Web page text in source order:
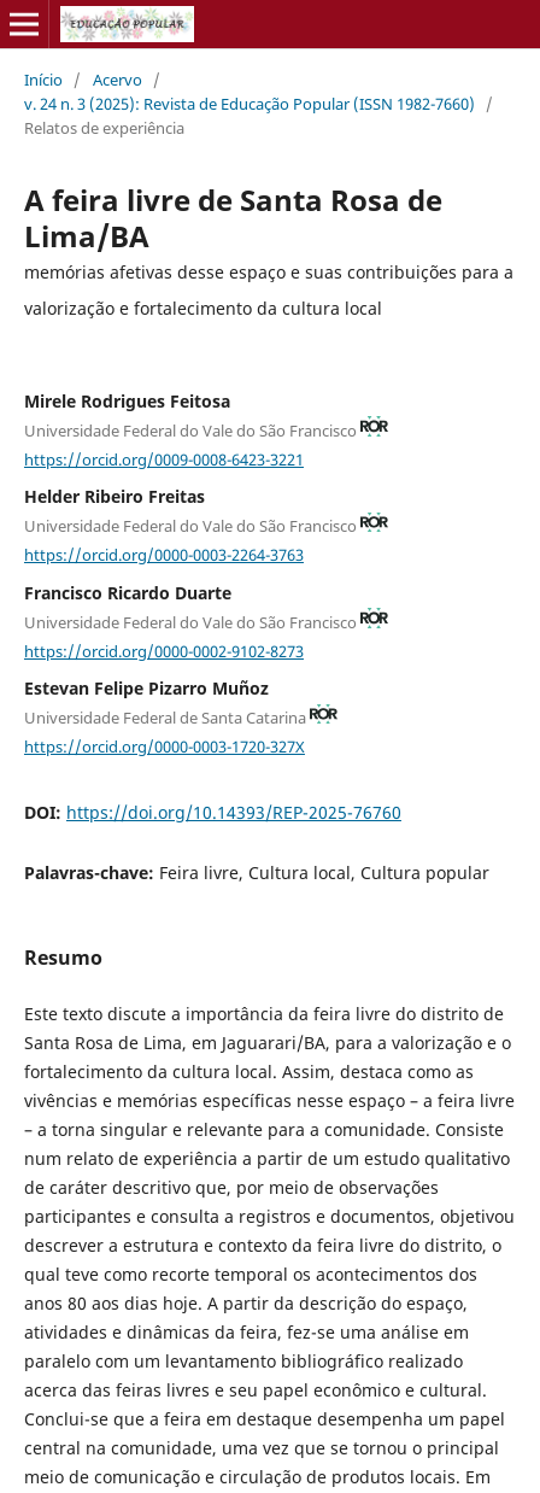
Início / Acervo /
v. 24 n. 3 (2025): Revista de Educação Popular (ISSN 1982-7660)
/
Relatos de experiência
A feira livre de Santa Rosa de
Lima/BA
memórias afetivas desse espaço e suas contribuições para a
valorização e fortalecimento da cultura local
Mirele Rodrigues Feitosa
Universidade Federal do Vale do São Francisco
https://orcid.org/0009-0008-6423-3221
Helder Ribeiro Freitas
Universidade Federal do Vale do São Francisco
https://orcid.org/0000-0003-2264-3763
Francisco Ricardo Duarte
Universidade Federal do Vale do São Francisco
https://orcid.org/0000-0002-9102-8273
Estevan Felipe Pizarro Muñoz
Universidade Federal de Santa Catarina
https://orcid.org/0000-0003-1720-327X
DOI: https://doi.org/10.14393/REP-2025-76760
Palavras-chave: Feira livre, Cultura local, Cultura popular
Resumo
Este texto discute a importância da feira livre do distrito de
Santa Rosa de Lima, em Jaguarari/BA, para a valorização e o
fortalecimento da cultura local. Assim, destaca como as
vivências e memórias específicas nesse espaço – a feira livre
– a torna singular e relevante para a comunidade. Consiste
num relato de experiência a partir de um estudo qualitativo
de caráter descritivo que, por meio de observações
participantes e consulta a registros e documentos, objetivou
descrever a estrutura e contexto da feira livre do distrito, o
qual teve como recorte temporal os acontecimentos dos
anos 80 aos dias hoje. A partir da descrição do espaço,
atividades e dinâmicas da feira, fez-se uma análise em
paralelo com um levantamento bibliográfico realizado
acerca das feiras livres e seu papel econômico e cultural.
Conclui-se que a feira em destaque desempenha um papel
central na comunidade, uma vez que se tornou o principal
meio de comunicação e circulação de produtos locais. Em